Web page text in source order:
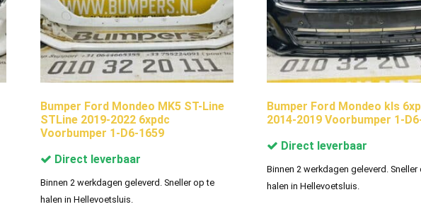
Bumper Ford Mondeo MK5 ST-Line
STLine 2019-2022 6xpdc
Voorbumper 1-D6-1659
Direct leverbaar
Binnen 2 werkdagen geleverd. Sneller op te
halen in Hellevoetsluis.
Bumper Ford Mondeo kls
2014-2019 Voorbumper 1-
Direct leverbaar
Binnen 2 werkdagen geleverd. Sneller
halen in Hellevoetsluis.